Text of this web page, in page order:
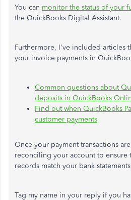
You can monitor the status of your
the QuickBooks Digital Assistant.
Furthermore, I've included articles
your invoice payments in
Common questions about
deposits in QuickBooks
Find out when QuickBooks
customer payments
Once your payment transactions
reconciling your account to ensure
records match your bank
Tag my name in your reply if you